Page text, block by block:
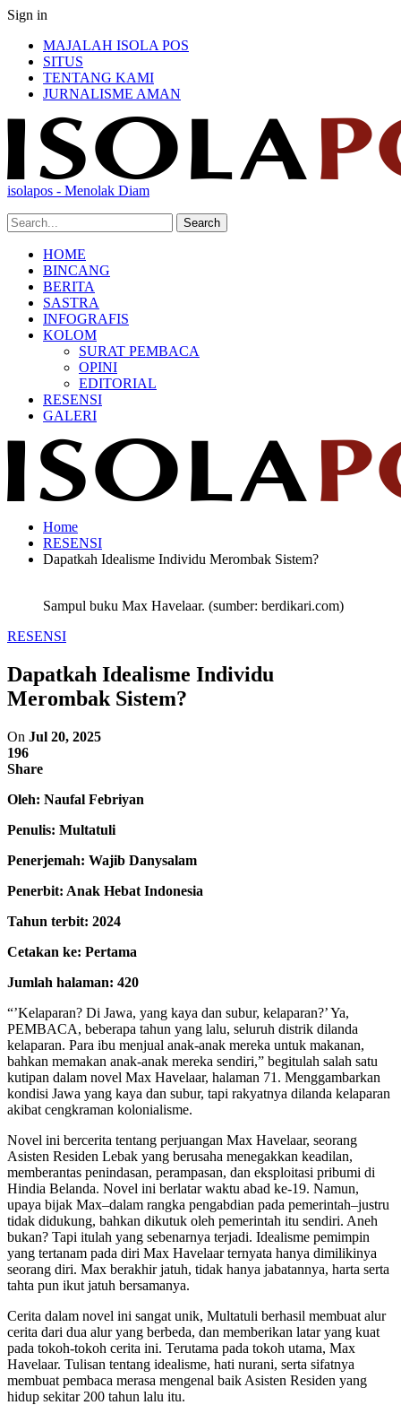
Sign in
MAJALAH ISOLA POS
SITUS
TENTANG KAMI
JURNALISME AMAN
isolapos - Menolak Diam
HOME
BINCANG
BERITA
SASTRA
INFOGRAFIS
KOLOM
SURAT PEMBACA
OPINI
EDITORIAL
RESENSI
GALERI
Home
RESENSI
Dapatkah Idealisme Individu Merombak Sistem?
Sampul buku Max Havelaar. (sumber: berdikari.com)
RESENSI
Dapatkah Idealisme Individu
Merombak Sistem?
On Jul 20, 2025
196
Share
Oleh: Naufal Febriyan
Penulis: Multatuli
Penerjemah: Wajib Danysalam
Penerbit: Anak Hebat Indonesia
Tahun terbit: 2024
Cetakan ke: Pertama
Jumlah halaman: 420
“’Kelaparan? Di Jawa, yang kaya dan subur, kelaparan?’ Ya,
PEMBACA, beberapa tahun yang lalu, seluruh distrik dilanda
kelaparan. Para ibu menjual anak-anak mereka untuk makanan,
bahkan memakan anak-anak mereka sendiri,” begitulah salah satu
kutipan dalam novel Max Havelaar, halaman 71. Menggambarkan
kondisi Jawa yang kaya dan subur, tapi rakyatnya dilanda kelaparan
akibat cengkraman kolonialisme.
Novel ini bercerita tentang perjuangan Max Havelaar, seorang
Asisten Residen Lebak yang berusaha menegakkan keadilan,
memberantas penindasan, perampasan, dan eksploitasi pribumi di
Hindia Belanda. Novel ini berlatar waktu abad ke-19. Namun,
upaya bijak Max–dalam rangka pengabdian pada pemerintah–justru
tidak didukung, bahkan dikutuk oleh pemerintah itu sendiri. Aneh
bukan? Tapi itulah yang sebenarnya terjadi. Idealisme pemimpin
yang tertanam pada diri Max Havelaar ternyata hanya dimilikinya
seorang diri. Max berakhir jatuh, tidak hanya jabatannya, harta serta
tahta pun ikut jatuh bersamanya.
Cerita dalam novel ini sangat unik, Multatuli berhasil membuat alur
cerita dari dua alur yang berbeda, dan memberikan latar yang kuat
pada tokoh-tokoh cerita ini. Terutama pada tokoh utama, Max
Havelaar. Tulisan tentang idealisme, hati nurani, serta sifatnya
membuat pembaca merasa mengenal baik Asisten Residen yang
hidup sekitar 200 tahun lalu itu.